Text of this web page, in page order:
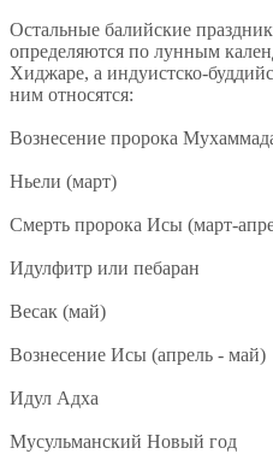
Остальные балийские
определяются по лунным
Хиджаре, а индуистско-
ним относятся:
Вознесение пророка
Ньели (март)
Cмерть пророка Исы (март-
Идулфитр или пебаран
Весак (май)
Вознесение Исы (апрель - май)
Идул Адха
Mусульманский Новый год